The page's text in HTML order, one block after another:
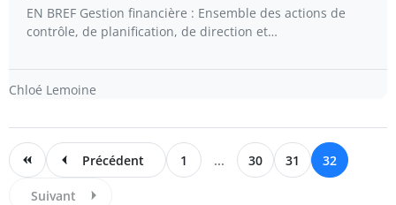
EN BREF Gestion financière : Ensemble des actions de
contrôle, de planification, de direction et…
Chloé Lemoine
Précédent 1 ... 30 31 32
Suivant